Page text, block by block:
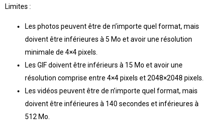
Limites :
Les photos peuvent être de n’importe quel format, mais
doivent être inférieures à 5 Mo et avoir une résolution
minimale de 4×4 pixels.
Les GIF doivent être inférieurs à 15 Mo et avoir une
résolution comprise entre 4×4 pixels et 2048×2048 pixels.
Les vidéos peuvent être de n’importe quel format, mais
doivent être inférieures à 140 secondes et inférieures à
512 Mo.